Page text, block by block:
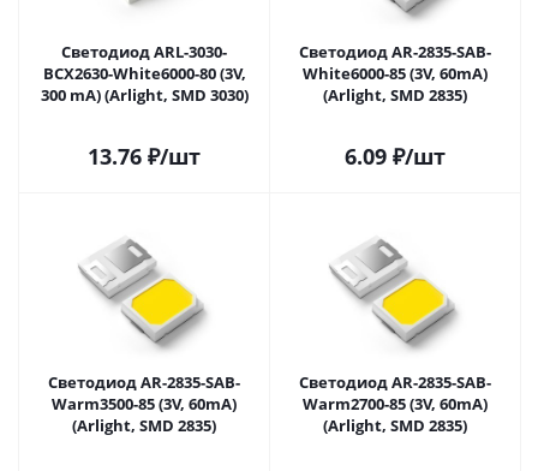
Светодиод ARL-3030-
BCX2630-White6000-80 (3V,
300 mA) (Arlight, SMD 3030)
13.76 ₽/шт
Светодиод AR-2835-SAB-
White6000-85 (3V, 60mA)
(Arlight, SMD 2835)
6.09 ₽/шт
Светодиод AR-2835-SAB-
Warm3500-85 (3V, 60mA)
(Arlight, SMD 2835)
Светодиод AR-2835-SAB-
Warm2700-85 (3V, 60mA)
(Arlight, SMD 2835)